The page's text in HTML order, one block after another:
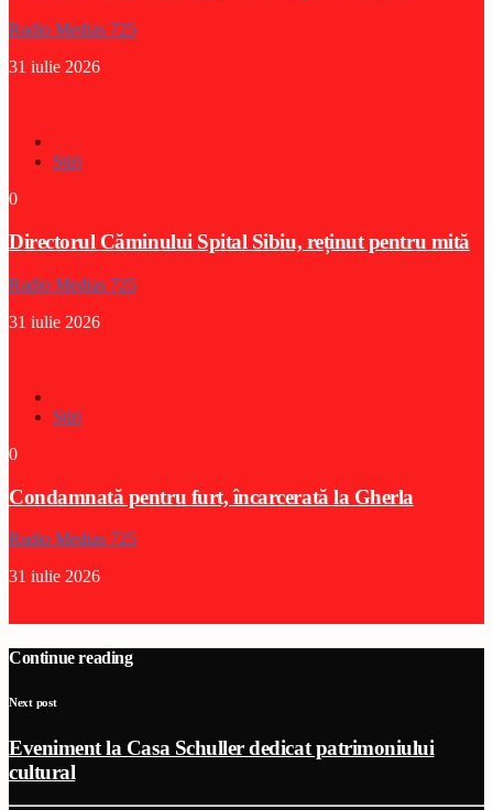
Radio Medias 725
31 iulie 2026
Stiri
0
Directorul Căminului Spital Sibiu, reținut pentru mită
Radio Medias 725
31 iulie 2026
Stiri
0
Condamnată pentru furt, încarcerată la Gherla
Radio Medias 725
31 iulie 2026
Continue reading
Next post
Eveniment la Casa Schuller dedicat patrimoniului
cultural